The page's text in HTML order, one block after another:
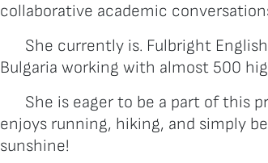
collaborative academic
She currently is. Fulbright
Bulgaria working with almost 500
She is eager to be a part of this
enjoys running, hiking, and simply
sunshine!